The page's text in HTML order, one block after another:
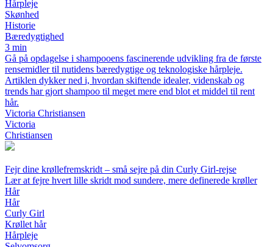
Hårpleje
Skønhed
Historie
Bæredygtighed
3 min
Gå på opdagelse i shampooens fascinerende udvikling fra de første
rensemidler til nutidens bæredygtige og teknologiske hårpleje.
Artiklen dykker ned i, hvordan skiftende idealer, videnskab og
trends har gjort shampoo til meget mere end blot et middel til rent
hår.
Victoria Christiansen
Victoria
Christiansen
Fejr dine krøllefremskridt – små sejre på din Curly Girl-rejse
Lær at fejre hvert lille skridt mod sundere, mere definerede krøller
Hår
Hår
Curly Girl
Krøllet hår
Hårpleje